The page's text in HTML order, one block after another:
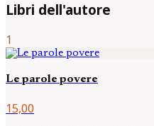
Libri dell'autore
1
Le parole povere
15,00